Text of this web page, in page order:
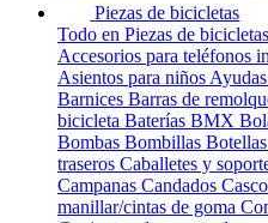
Piezas de bicicletas
Todo en Piezas de bicicletas
Accesorios para teléfonos
Asientos para niños
Barnices Barras de
bicicleta Baterías BMX
Bombas Bombillas
traseros Caballetes y
Campanas Candados
manillar/cintas de goma